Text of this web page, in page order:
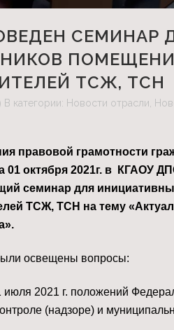
СЕМИНАР
ТСЖ, ТСН
В категории: Новости отрасли
правовой грамотности
01 октября 2021г. в КГАОУ
семинар для
ТСЖ, ТСН на тему
освещены вопросы:
2021 г. положений
(надзоре) и